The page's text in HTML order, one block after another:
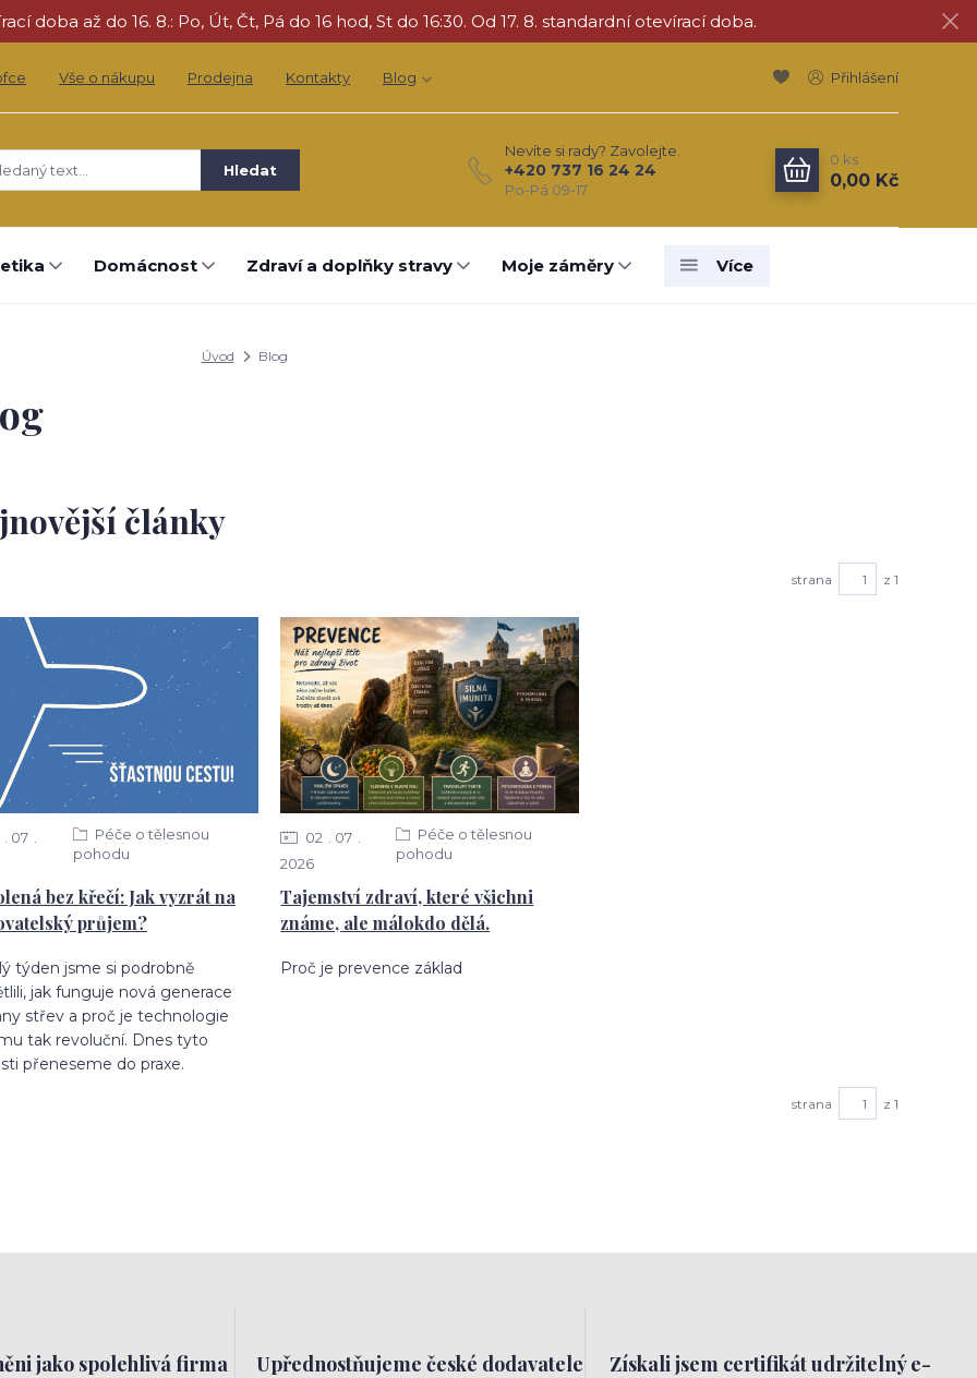
doba až do 16. 8.: Po, Út, Čt, Pá do 16 hod, St do 16:30. Od 17. 8. standardní otevírací doba.
Vše o nákupu Prodejna Kontakty Blog Přihlášení
Hledat
Nevíte si rady? Zavolejte.
+420 737 16 24 24
Po-Pá 09-17
0 ks
0,00 Kč
Domácnost Zdraví a doplňky stravy Moje záměry Více
Úvod Blog
články
strana z 1
bez křečí: Jak vyzrát na
průjem?
07
Péče o tělesnou
pohodu
týden jsme si podrobně
jak funguje nová generace
střev a proč je technologie
tak revoluční. Dnes tyto
přeneseme do praxe.
Tajemství zdraví, které všichni
známe, ale málokdo dělá.
02
07
2026
Péče o tělesnou
pohodu
Proč je prevence základ
strana z 1
jako spolehlivá firma Upřednostňujeme české dodavatele
Získali jsem certifikát udržitelný e-